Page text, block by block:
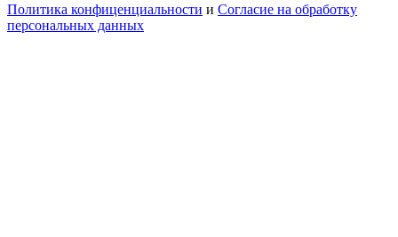
Политика конфиценциальности и Согласие на обработку
персональных данных